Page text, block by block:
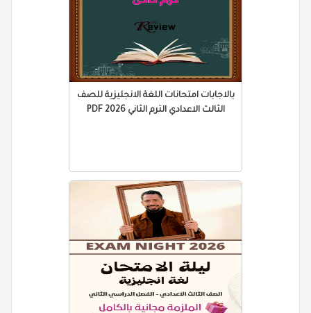
بالاجابات امتحانات اللغة الانجليزية للصف
الثالث الاعدادي الترم الثاني 2026 PDF